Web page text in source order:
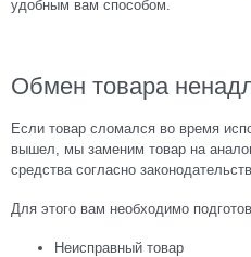
удобным вам способом.
Обмен товара
Если товар сломался во время
вышел, мы заменим товар на
средства согласно
Для этого вам необходимо
Неисправный товар